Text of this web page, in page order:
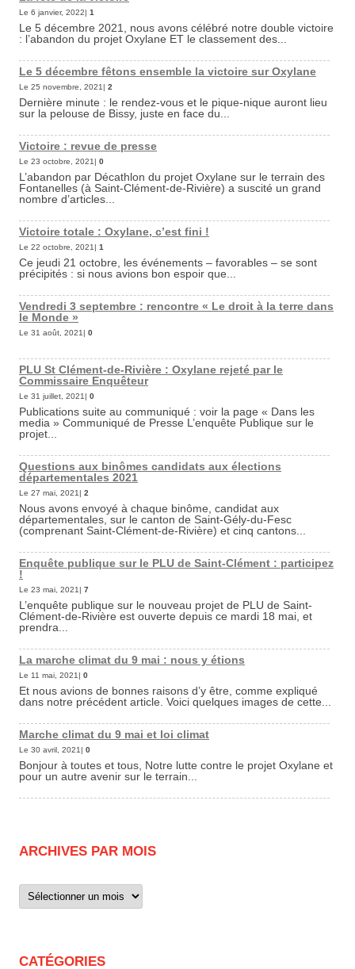
Le 6 janvier, 2022| 1
Le 5 décembre 2021, nous avons célébré notre double victoire
: l’abandon du projet Oxylane ET le classement des...
Le 5 décembre fêtons ensemble la victoire sur Oxylane
Le 25 novembre, 2021| 2
Dernière minute : le rendez-vous et le pique-nique auront lieu
sur la pelouse de Bissy, juste en face du...
Victoire : revue de presse
Le 23 octobre, 2021| 0
L’abandon par Décathlon du projet Oxylane sur le terrain des
Fontanelles (à Saint-Clément-de-Rivière) a suscité un grand
nombre d’articles...
Victoire totale : Oxylane, c’est fini !
Le 22 octobre, 2021| 1
Ce jeudi 21 octobre, les événements – favorables – se sont
précipités : si nous avions bon espoir que...
Vendredi 3 septembre : rencontre « Le droit à la terre dans
le Monde »
Le 31 août, 2021| 0
PLU St Clément-de-Rivière : Oxylane rejeté par le
Commissaire Enquêteur
Le 31 juillet, 2021| 0
Publications suite au communiqué : voir la page « Dans les
media » Communiqué de Presse L’enquête Publique sur le
projet...
Questions aux binômes candidats aux élections
départementales 2021
Le 27 mai, 2021| 2
Nous avons envoyé à chaque binôme, candidat aux
départementales, sur le canton de Saint-Gély-du-Fesc
(comprenant Saint-Clément-de-Rivière) et cinq cantons...
Enquête publique sur le PLU de Saint-Clément : participez
!
Le 23 mai, 2021| 7
L’enquête publique sur le nouveau projet de PLU de Saint-
Clément-de-Rivière est ouverte depuis ce mardi 18 mai, et
prendra...
La marche climat du 9 mai : nous y étions
Le 11 mai, 2021| 0
Et nous avions de bonnes raisons d’y être, comme expliqué
dans notre précédent article. Voici quelques images de cette...
Marche climat du 9 mai et loi climat
Le 30 avril, 2021| 0
Bonjour à toutes et tous, Notre lutte contre le projet Oxylane et
pour un autre avenir sur le terrain...
ARCHIVES PAR MOIS
Archives
par
CATÉGORIES